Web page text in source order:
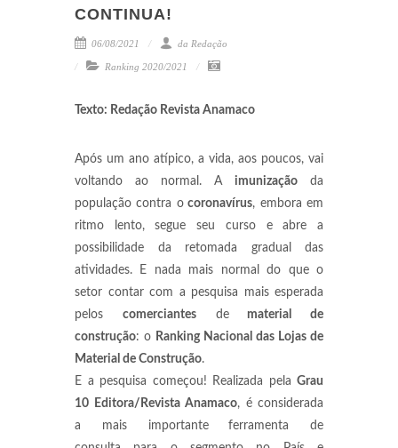
CONTINUA!
06/08/2021 da Redação
Ranking 2020/2021
Texto: Redação Revista Anamaco
Após um ano atípico, a vida, aos poucos, vai
voltando ao normal. A imunização da
população contra ocoronavírus, embora em
ritmo lento, segue seu curso e abre a
possibilidade da retomada gradual das
atividades. E nada mais normal do que o
setor contar com a pesquisa mais esperada
pelos comerciantesdematerial de
construção: o Ranking Nacional das Lojas de
Material de Construção.
E a pesquisa começou! Realizada pela Grau
10 Editora/Revista Anamaco, é considerada
a mais importante
ferramenta de